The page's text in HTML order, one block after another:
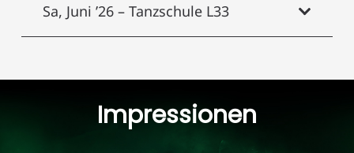
Sa, Juni ’26 – Tanzschule L33
Impressionen